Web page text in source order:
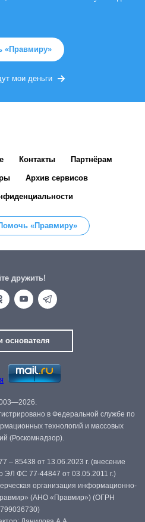
«Правмиру»
мои деньги
Контакты Партнёрам
Архив сервисов
«Правмиру»
дружить!
основателя
в Федеральной службе по
технологий и массовых
(Роскомнадзор).
– 85438 от 13.06.2023 г. (внесение
ЭЛ ФС 77-44847 от 03.05.2011 г.)
организация информационно-
(АНО «Правмир») (ОГРН